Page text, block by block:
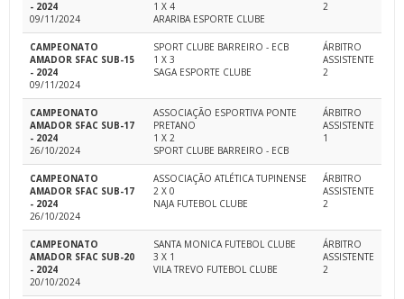
- 2024
09/11/2024
1 X 4
ARARIBA ESPORTE CLUBE
2
CAMPEONATO
AMADOR SFAC SUB-15
- 2024
09/11/2024
SPORT CLUBE BARREIRO - ECB
1 X 3
SAGA ESPORTE CLUBE
ÁRBITRO
ASSISTENTE
2
CAMPEONATO
AMADOR SFAC SUB-17
- 2024
26/10/2024
ASSOCIAÇÃO ESPORTIVA PONTE
PRETANO
1 X 2
SPORT CLUBE BARREIRO - ECB
ÁRBITRO
ASSISTENTE
1
CAMPEONATO
AMADOR SFAC SUB-17
- 2024
26/10/2024
ASSOCIAÇÃO ATLÉTICA TUPINENSE
2 X 0
NAJA FUTEBOL CLUBE
ÁRBITRO
ASSISTENTE
2
CAMPEONATO
AMADOR SFAC SUB-20
- 2024
20/10/2024
SANTA MONICA FUTEBOL CLUBE
3 X 1
VILA TREVO FUTEBOL CLUBE
ÁRBITRO
ASSISTENTE
2